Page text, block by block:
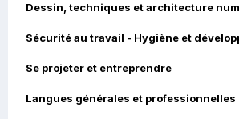
Dessin, techniques et architecture
Sécurité au travail - Hygiène et
Se projeter et entreprendre
Langues générales et professionnelles